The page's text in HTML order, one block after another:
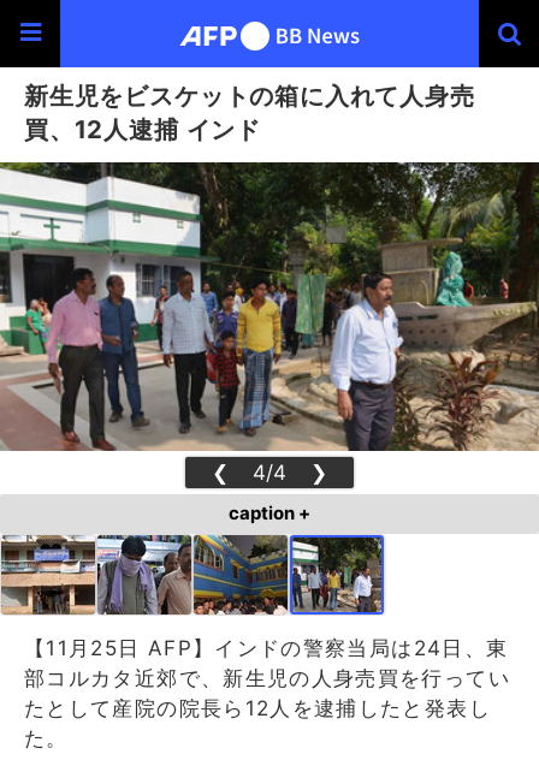
新生児をビスケットの箱に入れて人身売
買、12人逮捕 インド
❮ 4/4 ❯
caption +
【11月25日 AFP】インドの警察当局は24日、東
部コルカタ近郊で、新生児の人身売買を行ってい
たとして産院の院長ら12人を逮捕したと発表し
た。